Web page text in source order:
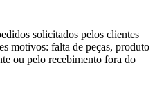
solicitados pelos clientes
motivos: falta de peças, produto
ou pelo recebimento fora do